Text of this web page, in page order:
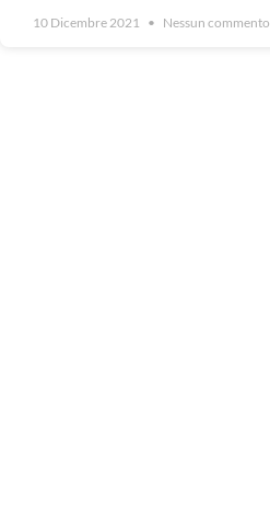
10 Dicembre 2021 Nessun commento